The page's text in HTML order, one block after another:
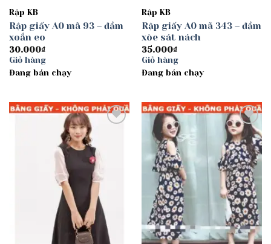
Rập KB
Rập giấy A0 mã 93 – đầm
xoắn eo
30.000₫
Giỏ hàng
Đang bán chạy
Rập KB
Rập giấy A0 mã 343 – đầm
xòe sát nách
35.000₫
Giỏ hàng
Đang bán chạy
Add to
wishlist